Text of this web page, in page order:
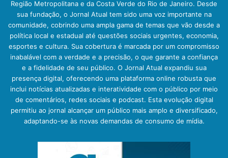
Região Metropolitana e da Costa Verde do Rio de Janeiro. Desde
sua fundação, o Jornal Atual tem sido uma voz importante na
comunidade, cobrindo uma ampla gama de temas que vão desde a
política local e estadual até questões sociais urgentes, economia,
esportes e cultura. Sua cobertura é marcada por um compromisso
inabalável com a verdade e a precisão, o que garante a confiança
e a fidelidade de seu público. O Jornal Atual expandiu sua
presença digital, oferecendo uma plataforma online robusta que
inclui notícias atualizadas e interatividade com o público por meio
de comentários, redes sociais e podcast. Esta evolução digital
permitiu ao jornal alcançar um público mais amplo e diversificado,
adaptando-se às novas demandas de consumo de mídia.